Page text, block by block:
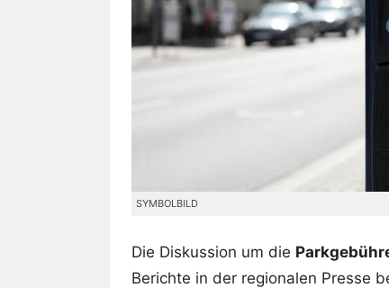
SYMBOLBILD
Die Diskussion um die
Berichte in der regionalen Presse